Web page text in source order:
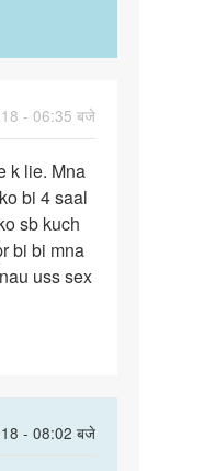
- 06:35 बजे
k lie. Mna
bi 4 saal
sb kuch
bi bi mna
uss sex
- 08:02 बजे